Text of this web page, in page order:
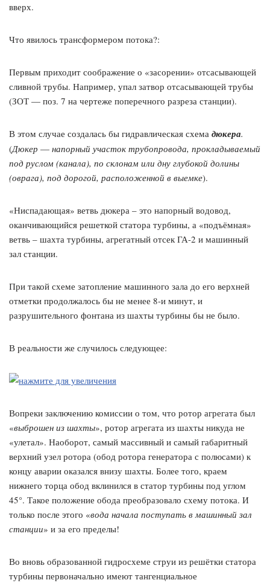
вверх.
Что явилось трансформером потока?:
Первым приходит соображение о «засорении» отсасывающей
сливной трубы. Например, упал затвор отсасывающей трубы
(ЗОТ — поз. 7 на чертеже поперечного разреза станции).
В этом случае создалась бы гидравлическая схема дюкера.
(Дюкер — напорный участок трубопровода, прокладываемый
под руслом (канала), по склонам или дну глубокой долины
(оврага), под дорогой, расположенной в выемке).
«Ниспадающая» ветвь дюкера – это напорный водовод,
оканчивающийся решеткой статора турбины, а «подъёмная»
ветвь – шахта турбины, агрегатный отсек ГА-2 и машинный
зал станции.
При такой схеме затопление машинного зала до его верхней
отметки продолжалось бы не менее 8-и минут, и
разрушительного фонтана из шахты турбины бы не было.
В реальности же случилось следующее:
Вопреки заключению комиссии о том, что ротор агрегата был
«выброшен из шахты», ротор агрегата из шахты никуда не
«улетал». Наоборот, самый массивный и самый габаритный
верхний узел ротора (обод ротора генератора с полюсами) к
концу аварии оказался внизу шахты. Более того, краем
нижнего торца обод вклинился в статор турбины под углом
45°. Такое положение обода преобразовало схему потока. И
только после этого «вода начала поступать в машинный зал
станции» и за его пределы!
Во вновь образованной гидросхеме струи из решётки статора
турбины первоначально имеют тангенциальное